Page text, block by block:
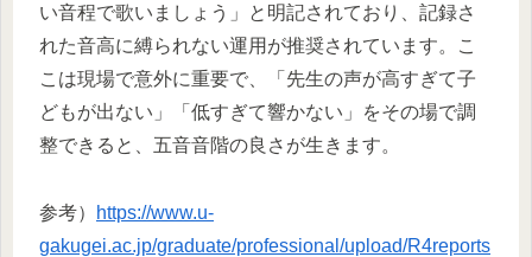
い音程で歌いましょう」と明記されており、記録さ
れた音高に縛られない運用が推奨されています。こ
こは現場で意外に重要で、「先生の声が高すぎて子
どもが出ない」「低すぎて響かない」をその場で調
整できると、五音音階の良さが生きます。
参考）
https://www.u-
gakugei.ac.jp/graduate/professional/upload/R4reports